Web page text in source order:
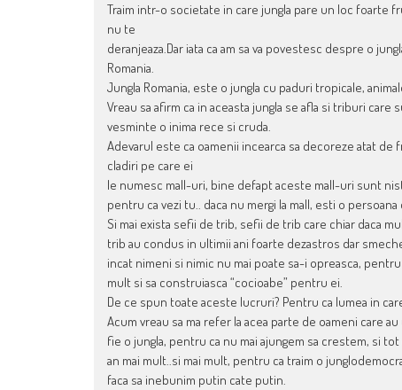
Traim intr-o societate in care jungla pare un loc foarte
nu te
deranjeaza.Dar iata ca am sa va povestesc despre o
Romania.
Jungla Romania, este o jungla cu paduri tropicale,
Vreau sa afirm ca in aceasta jungla se afla si triburi
vesminte o inima rece si cruda.
Adevarul este ca oamenii incearca sa decoreze atat
cladiri pe care ei
le numesc mall-uri, bine defapt aceste mall-uri sunt
pentru ca vezi tu.. daca nu mergi la mall, esti o persoana
Si mai exista sefii de trib, sefii de trib care chiar daca
trib au condus in ultimii ani foarte dezastros dar
incat nimeni si nimic nu mai poate sa-i opreasca,
mult si sa construiasca “cocioabe” pentru ei.
De ce spun toate aceste lucruri? Pentru ca lumea in
Acum vreau sa ma refer la acea parte de oameni care
fie o jungla, pentru ca nu mai ajungem sa crestem, si
an mai mult..si mai mult, pentru ca traim o
faca sa inebunim putin cate putin.